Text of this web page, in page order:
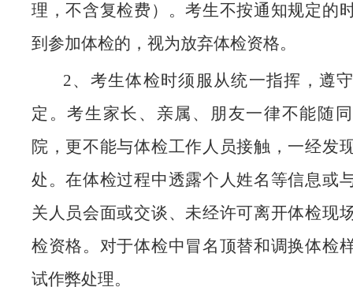
理，不含复检费）。考生不按通知规定的
到参加体检的，视为放弃体检资格。
2、考生体检时须服从统一指挥，遵
定。考生家长、亲属、朋友一律不能随
院，更不能与体检工作人员接触，一经发
处。在体检过程中透露个人姓名等信息或
关人员会面或交谈、未经许可离开体检现
检资格。对于体检中冒名顶替和调换体检
试作弊处理。